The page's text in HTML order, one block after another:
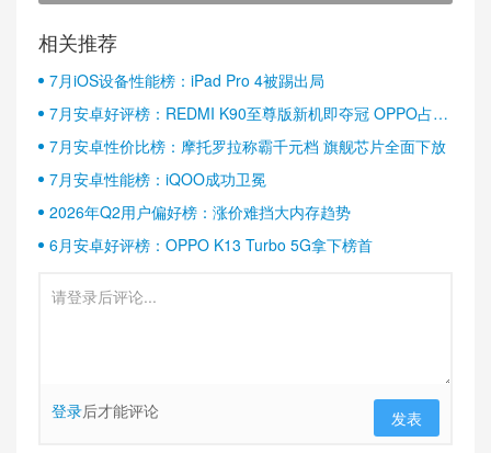
相关推荐
7月iOS设备性能榜：iPad Pro 4被踢出局
7月安卓好评榜：REDMI K90至尊版新机即夺冠 OPPO占据
半壁江山
7月安卓性价比榜：摩托罗拉称霸千元档 旗舰芯片全面下放
7月安卓性能榜：iQOO成功卫冕
2026年Q2用户偏好榜：涨价难挡大内存趋势
6月安卓好评榜：OPPO K13 Turbo 5G拿下榜首
登录后才能评论 发表